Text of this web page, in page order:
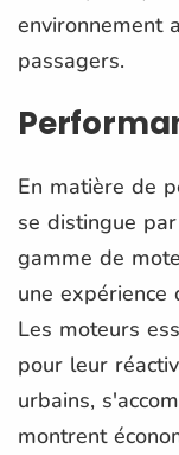
environnement
passagers.
En matière de
se distingue
gamme de
une expérience
Les moteurs
pour leur
urbains,
montrent